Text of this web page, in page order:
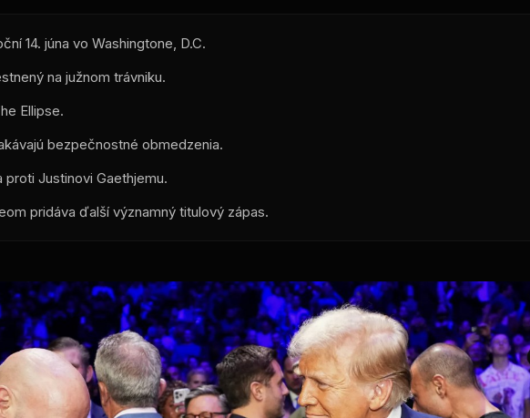
14. júna vo Washingtone, D.C.
na južnom trávniku.
Ellipse.
bezpečnostné obmedzenia.
proti Justinovi Gaethjemu.
pridáva ďalší významný titulový zápas.